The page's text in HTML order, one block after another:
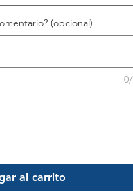
(opcional)
al carrito